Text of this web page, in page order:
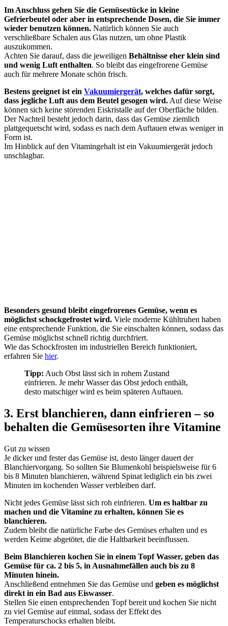
Im Anschluss gehen Sie die Gemüsestücke in kleine
Gefrierbeutel oder aber in entsprechende Dosen, die Sie immer
wieder benutzen können. Natürlich können Sie auch
verschließbare Schalen aus Glas nutzen, um ohne Plastik
auszukommen.
Achten Sie darauf, dass die jeweiligen Behältnisse eher klein sind
und wenig Luft enthalten. So bleibt das eingefrorene Gemüse
auch für mehrere Monate schön frisch.
Bestens geeignet ist ein Vakuumiergerät, welches dafür sorgt,
dass jegliche Luft aus dem Beutel gesogen wird.Auf diese Weise
können sich keine störenden Eiskristalle auf der Oberfläche bilden.
Der Nachteil besteht jedoch darin, dass das Gemüse ziemlich
plattgequetscht wird, sodass es nach dem Auftauen etwas weniger in
Form ist.
Im Hinblick auf den Vitamingehalt ist ein Vakuumiergerät jedoch
unschlagbar.
Besonders gesund bleibt eingefrorenes Gemüse, wenn es
möglichst schockgefrostet wird. Viele moderne Kühltruhen haben
eine entsprechende Funktion, die Sie einschalten können, sodass das
Gemüse möglichst schnell richtig durchfriert.
Wie das Schockfrosten im industriellen Bereich funktioniert,
erfahren Sie hier.
Tipp: Auch Obst lässt sich in rohem Zustand
einfrieren. Je mehr Wasser das Obst jedoch enthält,
desto matschiger wird es beim späteren Auftauen.
3. Erst blanchieren, dann einfrieren – so
behalten die Gemüsesorten ihre Vitamine
Gut zu wissen
Je dicker und fester das Gemüse ist, desto länger dauert der
Blanchiervorgang. So sollten Sie Blumenkohl beispielsweise für 6
bis 8 Minuten blanchieren, während Spinat lediglich ein bis zwei
Minuten im kochenden Wasser verbleiben darf.
Nicht jedes Gemüse lässt sich roh einfrieren. Um es haltbar zu
machen und die Vitamine zu erhalten, können Sie es
blanchieren.
Zudem bleibt die natürliche Farbe des Gemüses erhalten und es
werden Keime abgetötet, die die Haltbarkeit beeinflussen.
Beim Blanchieren kochen Sie in einem Topf Wasser, geben das
Gemüse für ca. 2 bis 5, in Ausnahmefällen auch bis zu 8
Minuten hinein.
Anschließend entnehmen Sie das Gemüse und geben es möglichst
direkt in ein Bad aus Eiswasser.
Stellen Sie einen entsprechenden Topf bereit und kochen Sie nicht
zu viel Gemüse auf einmal, sodass der Effekt des
Temperaturschocks erhalten bleibt.